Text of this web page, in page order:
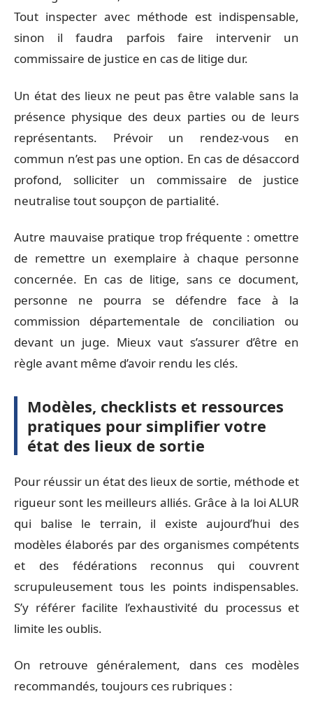
Tout inspecter avec méthode est indispensable,
sinon il faudra parfois faire intervenir un
commissaire de justice en cas de litige dur.
Un état des lieux ne peut pas être valable sans la
présence physique des deux parties ou de leurs
représentants. Prévoir un rendez-vous en
commun n’est pas une option. En cas de désaccord
profond, solliciter un commissaire de justice
neutralise tout soupçon de partialité.
Autre mauvaise pratique trop fréquente : omettre
de remettre un exemplaire à chaque personne
concernée. En cas de litige, sans ce document,
personne ne pourra se défendre face à la
commission départementale de conciliation ou
devant un juge. Mieux vaut s’assurer d’être en
règle avant même d’avoir rendu les clés.
Modèles, checklists et ressources
pratiques pour simplifier votre
état des lieux de sortie
Pour réussir un état des lieux de sortie, méthode et
rigueur sont les meilleurs alliés. Grâce à la loi ALUR
qui balise le terrain, il existe aujourd’hui des
modèles élaborés par des organismes compétents
et des fédérations reconnus qui couvrent
scrupuleusement tous les points indispensables.
S’y référer facilite l’exhaustivité du processus et
limite les oublis.
On retrouve généralement, dans ces modèles
recommandés, toujours ces rubriques :